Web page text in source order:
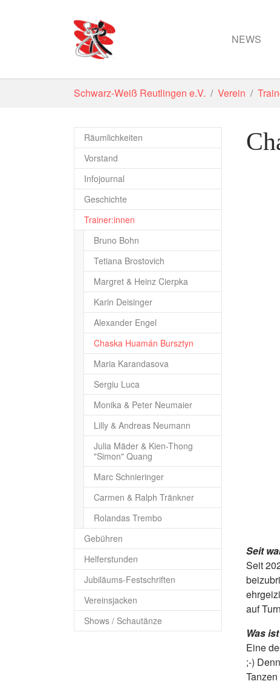
NEWS
Schwarz-Weiß Reutlingen e.V. Verein
Räumlichkeiten
Vorstand
Infojournal
Geschichte
Trainer:innen
Bruno Bohn
Tetiana Brostovich
Margret & Heinz Cierpka
Karin Deisinger
Alexander Engel
Chaska Huamán Bursztyn
Maria Karandasova
Sergiu Luca
Monika & Peter Neumaier
Lilly & Andreas Neumann
Julia Mäder & Kien-Thong
"Simon" Quang
Marc Schnieringer
Carmen & Ralph Tränkner
Rolandas Trembo
Gebühren
Helferstunden
Jubiläums-Festschriften
Vereinsjacken
Shows / Schautänze
Seit
Seit
auf
Was
Eine
;-)